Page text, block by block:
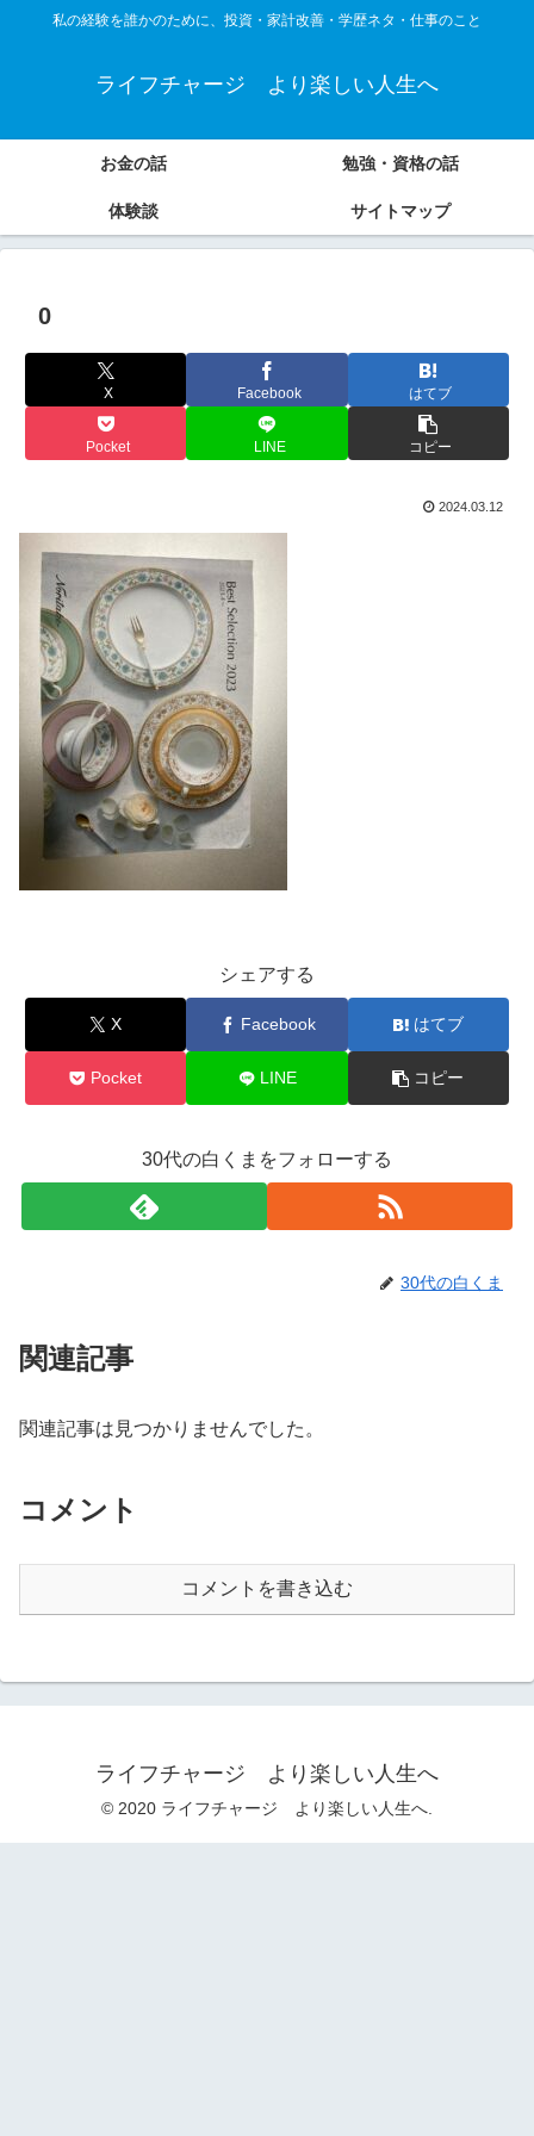
私の経験を誰かのために、投資・家計改善・学歴ネタ・仕事のこと
ライフチャージ より楽しい人生へ
お金の話 勉強・資格の話
体験談 サイトマップ
0
X Facebook はてブ
Pocket LINE コピー
2024.03.12
シェアする
X Facebook はてブ
Pocket LINE コピー
30代の白くまをフォローする
30代の白くま
関連記事
関連記事は見つかりませんでした。
コメント
コメントを書き込む
ライフチャージ より楽しい人生へ
© 2020 ライフチャージ より楽しい人生へ.